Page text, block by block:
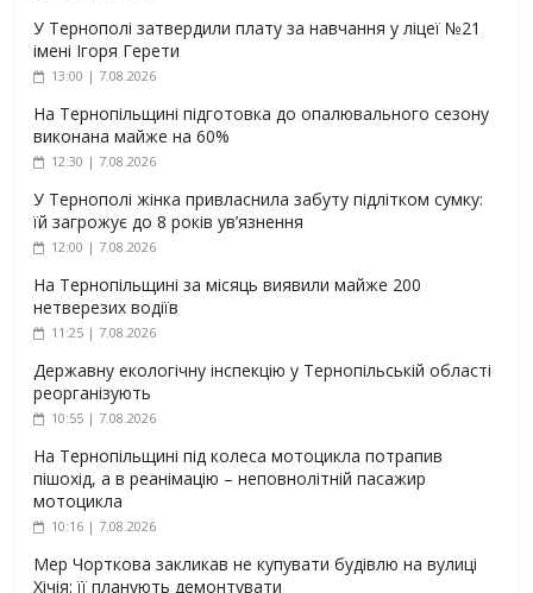
У Тернополі затвердили плату за навчання у ліцеї №21
імені Ігоря Герети
13:00 | 7.08.2026
На Тернопільщині підготовка до опалювального сезону
виконана майже на 60%
12:30 | 7.08.2026
У Тернополі жінка привласнила забуту підлітком сумку:
їй загрожує до 8 років ув’язнення
12:00 | 7.08.2026
На Тернопільщині за місяць виявили майже 200
нетверезих водіїв
11:25 | 7.08.2026
Державну екологічну інспекцію у Тернопільській області
реорганізують
10:55 | 7.08.2026
На Тернопільщині під колеса мотоцикла потрапив
пішохід, а в реанімацію – неповнолітній пасажир
мотоцикла
10:16 | 7.08.2026
Мер Чорткова закликав не купувати будівлю на вулиці
Хічія: її планують демонтувати